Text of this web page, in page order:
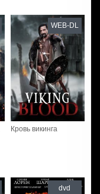
Кровь викинга
WEB-DL
dvd